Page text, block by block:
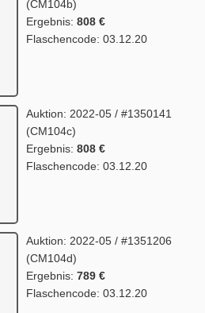
(CM104b)
Ergebnis: 808 €
Flaschencode: 03.12.20
Auktion: 2022-05 / #1350141
(CM104c)
Ergebnis: 808 €
Flaschencode: 03.12.20
Auktion: 2022-05 / #1351206
(CM104d)
Ergebnis: 789 €
Flaschencode: 03.12.20